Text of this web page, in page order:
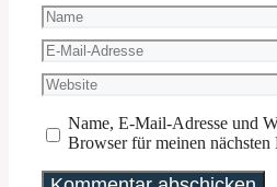
Name
E-
Mail-
Adresse
Website
Name, E-Mail-Adresse und
Browser für meinen nächsten